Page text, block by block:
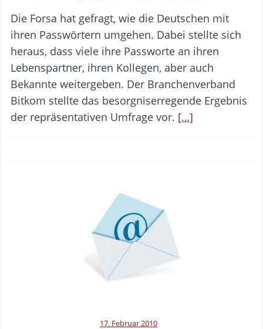
Die Forsa hat gefragt, wie die Deutschen mit
ihren Passwörtern umgehen. Dabei stellte sich
heraus, dass viele ihre Passworte an ihren
Lebenspartner, ihren Kollegen, aber auch
Bekannte weitergeben. Der Branchenverband
Bitkom stellte das besorgniserregende Ergebnis
der repräsentativen Umfrage vor. […]
17. Februar 2010